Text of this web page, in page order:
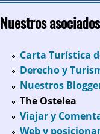
Nuestros asociados
Carta Turística
Derecho y
Nuestros
The Ostelea
Viajar y
Web y